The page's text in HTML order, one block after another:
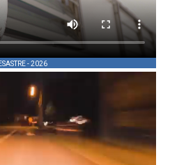
- 2026